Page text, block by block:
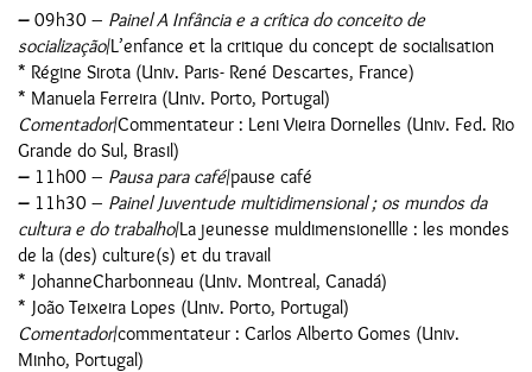
– 09h30 – Painel A Infância e a crítica do conceito de
socialização/L’enfance et la critique du concept de socialisation
* Régine Sirota (Univ. Paris- René Descartes, France)
* Manuela Ferreira (Univ. Porto, Portugal)
Comentador/Commentateur : Leni Vieira Dornelles (Univ. Fed. Rio
Grande do Sul, Brasil)
– 11h00 – Pausa para café/pause café
– 11h30 – Painel Juventude multidimensional ; os mundos da
cultura e do trabalho/La jeunesse muldimensionellle : les mondes
de la (des) culture(s) et du travail
* JohanneCharbonneau (Univ. Montreal, Canadá)
* João Teixeira Lopes (Univ. Porto, Portugal)
Comentador/commentateur : Carlos Alberto Gomes (Univ.
Minho, Portugal)